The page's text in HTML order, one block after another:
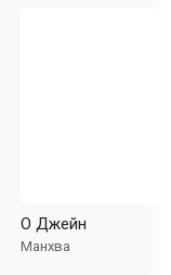
О Джейн
Манхва